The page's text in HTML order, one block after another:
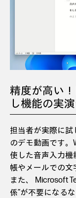
精度が高い
し機能の実
担当者が実際に
のデモ動画です。
使した音声入力
帳やメールでの文
また、 Microsoft
係”が不要になる